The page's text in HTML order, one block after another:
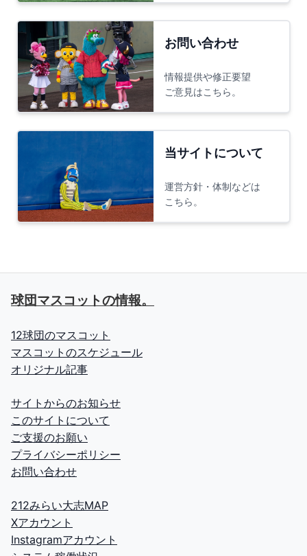
お問い合わせ
情報提供や修正要望
ご意見はこちら。
当サイトについて
運営方針・体制などは
こちら。
球団マスコットの情報。
12球団のマスコット
マスコットのスケジュール
オリジナル記事
サイトからのお知らせ
このサイトについて
ご支援のお願い
プライバシーポリシー
お問い合わせ
212みらい大志MAP
Xアカウント
Instagramアカウント